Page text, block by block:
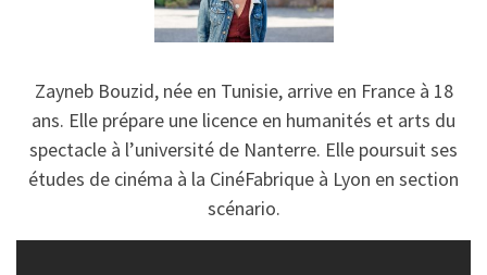
Zayneb Bouzid, née en Tunisie, arrive en France à 18
ans. Elle prépare une licence en humanités et arts du
spectacle à l’université de Nanterre. Elle poursuit ses
études de cinéma à la CinéFabrique à Lyon en section
scénario.